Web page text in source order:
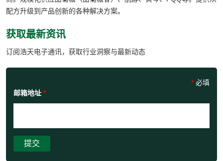
配方升级到产品创新的各种解决方案。
获取最新资讯
订阅浩天电子通讯，获取行业洞察与最新动态
* 必填
邮箱地址 *
提交